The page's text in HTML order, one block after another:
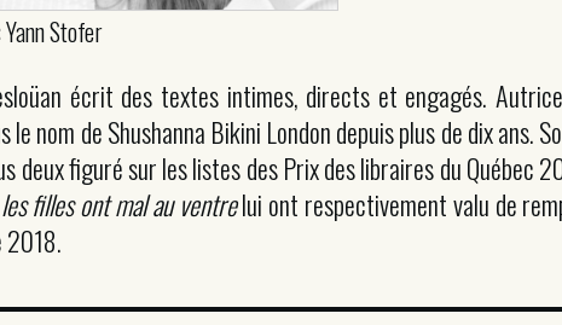
Stofer
écrit des textes intimes, directs et engagés.
le nom de Shushanna Bikini London depuis plus de dix ans.
deux figuré sur les listes des Prix des libraires du Québec
filles ont mal au ventrelui ont respectivement valu de
2018.